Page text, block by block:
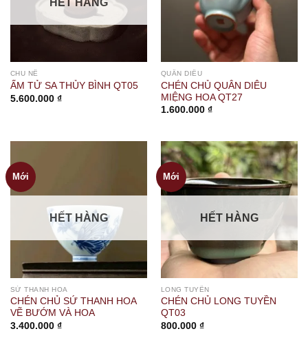
CHU NÊ
ẤM TỬ SA THỦY BÌNH QT05
5.600.000 ₫
QUÂN DIÊU
CHÉN CHỦ QUÂN DIÊU
MIỆNG HOA QT27
1.600.000 ₫
Mới
HẾT HÀNG
SỨ THANH HOA
CHÉN CHỦ SỨ THANH HOA
VẼ BƯỚM VÀ HOA
3.400.000 ₫
Mới
HẾT HÀNG
LONG TUYỀN
CHÉN CHỦ LONG TUYỀN
QT03
800.000 ₫